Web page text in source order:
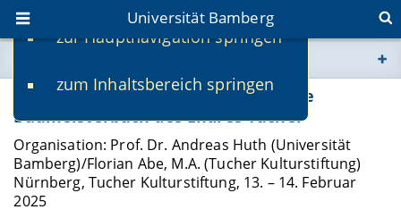
zur Hauptnavigation springen
zum Inhaltsbereich springen
Universität Bamberg
www.uni-bamberg.de
univis.uni-bamberg.de
fis.uni-bamberg.de
Bäume, Brunnen, Brücken. 550 Jahre
Baumeisterbuch des Endres Tucher
Organisation: Prof. Dr. Andreas Huth (Universität
Bamberg)/Florian Abe, M.A. (Tucher Kulturstiftung)
Nürnberg, Tucher Kulturstiftung, 13. – 14. Februar
2025